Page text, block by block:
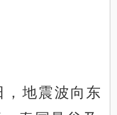
地震波向东